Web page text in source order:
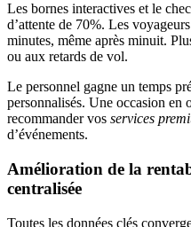
Les bornes interactives et le
d’attente de 70%. Les
minutes, même après minuit.
ou aux retards de vol.
Le personnel gagne un temps
personnalisés. Une occasion en
recommander vos services
d’événements.
Amélioration de la
centralisée
Toutes les données clés